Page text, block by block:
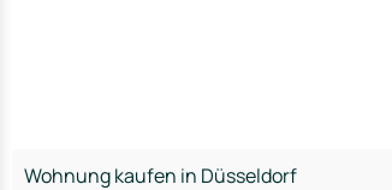
Wohnung kaufen in Düsseldorf